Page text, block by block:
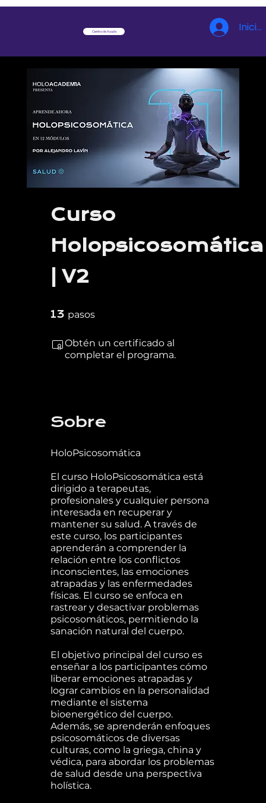
Centro de Ayuda
Curso
Holopsicosomática
| V2
13 pasos
Obtén un certificado al
completar el programa.
Sobre
HoloPsicosomática
El curso HoloPsicosomática está
dirigido a terapeutas,
profesionales y cualquier persona
interesada en recuperar y
mantener su salud. A través de
este curso, los participantes
aprenderán a comprender la
relación entre los conflictos
inconscientes, las emociones
atrapadas y las enfermedades
físicas. El curso se enfoca en
rastrear y desactivar problemas
psicosomáticos, permitiendo la
sanación natural del cuerpo.
El objetivo principal del curso es
enseñar a los participantes cómo
liberar emociones atrapadas y
lograr cambios en la personalidad
mediante el sistema
bioenergético del cuerpo.
Además, se aprenderán enfoques
psicosomáticos de diversas
culturas, como la griega, china y
védica, para abordar los problemas
de salud desde una perspectiva
holística.